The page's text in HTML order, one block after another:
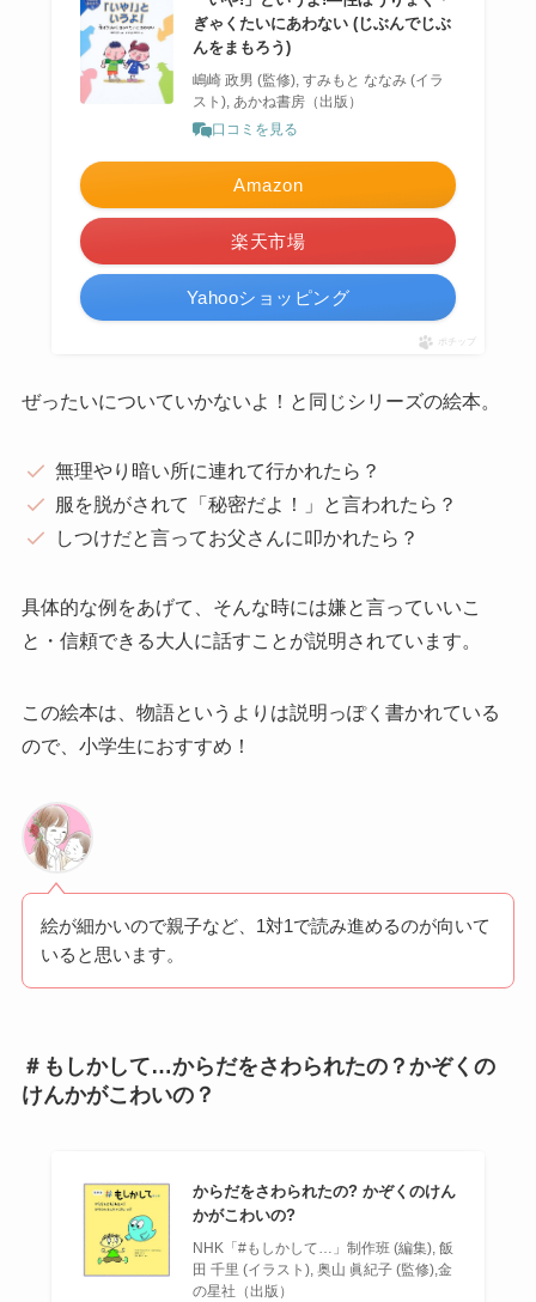
ぎゃくたいにあわない (じぶんでじぶ
んをまもろう)
嶋崎 政男 (監修), すみもと ななみ (イラ
スト), あかね書房（出版）
口コミを見る
Amazon
楽天市場
Yahooショッピング
ポチップ
ぜったいについていかないよ！と同じシリーズの絵本。
無理やり暗い所に連れて行かれたら？
服を脱がされて「秘密だよ！­­」と言われたら？
しつけだと言ってお父さんに叩かれたら？
具体的な例をあげて、そんな時には嫌と言っていいこ
と・信頼できる大人に話すことが説明されています。
この絵本は、物語というよりは説明っぽく書かれている
ので、小学生におすすめ！
絵が細かいので親子など、1対1で読み進めるのが向いて
いると思います。
＃もしかして…からだをさわられたの？かぞくの
けんかがこわいの？
からだをさわられたの? かぞくのけん
かがこわいの?
NHK「#もしかして…」制作班 (編集), 飯
田 千里 (イラスト), 奥山 眞紀子 (監修),金
の星社（出版）